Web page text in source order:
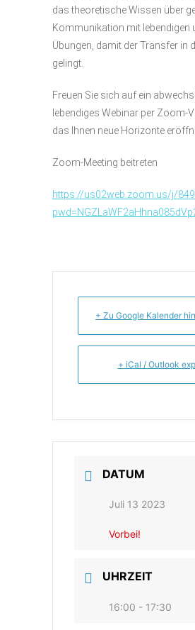
das theoretische Wissen über
Kommunikation mit lebendigen
Übungen, damit der Transfer in
gelingt.
Freuen Sie sich auf ein
lebendiges Webinar per Zoom-
das Ihnen neue Horizonte
Zoom-Meeting beitreten
https://us02web.zoom.us/j/
+ Zu Google Kalender
+ iCal / Outlook
DATUM
Juli 13 2023
Vorbei!
UHRZEIT
16:00 - 17:30